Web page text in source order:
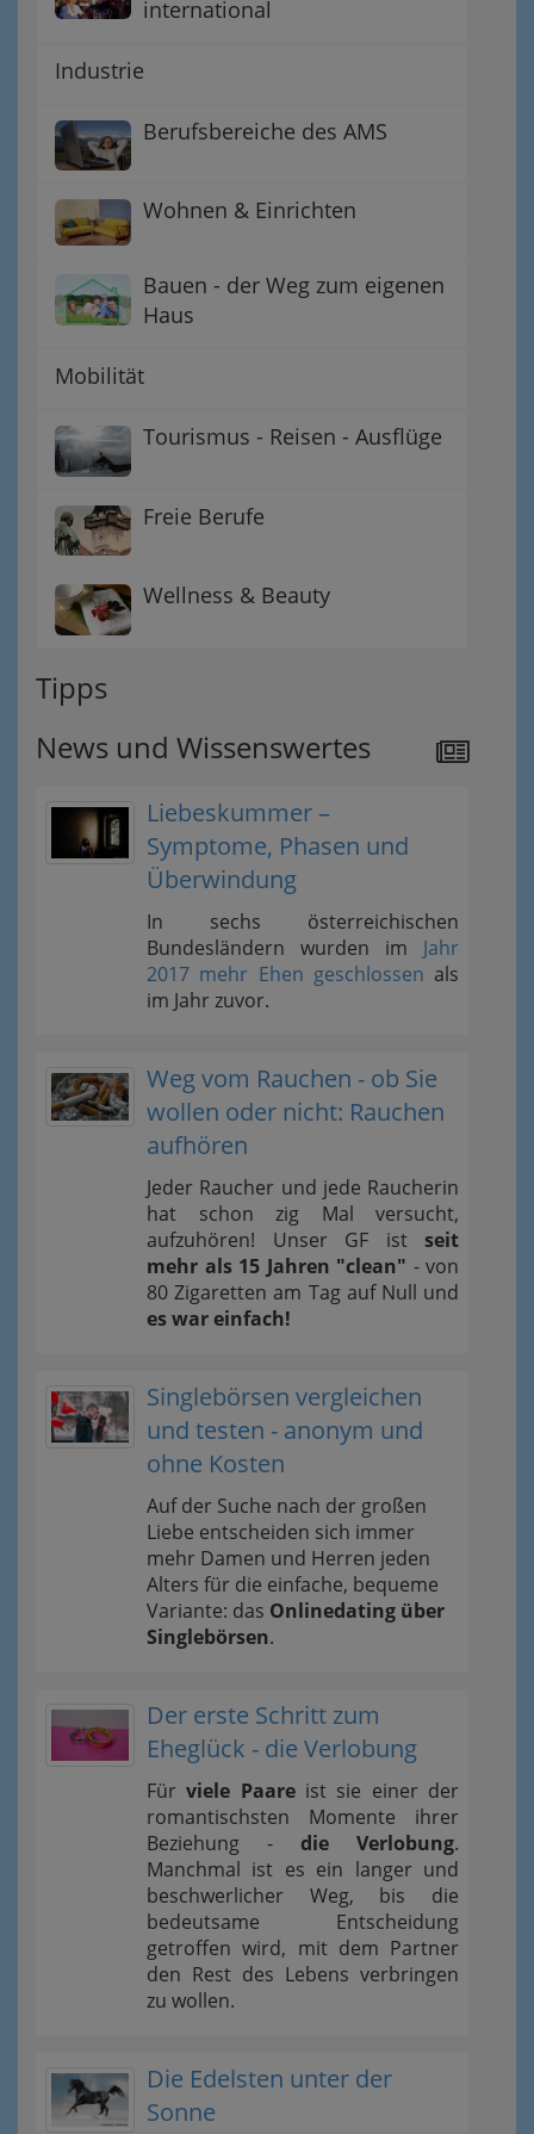
international
Industrie
Berufsbereiche des AMS
Wohnen & Einrichten
Bauen - der Weg zum eigenen
Haus
Mobilität
Tourismus - Reisen - Ausflüge
Freie Berufe
Wellness & Beauty
Tipps
News und Wissenswertes
Liebeskummer –
Symptome, Phasen und
Überwindung
In sechs österreichischen
Bundesländern wurden im Jahr
2017 mehr Ehen geschlossen als
im Jahr zuvor.
Weg vom Rauchen - ob Sie
wollen oder nicht: Rauchen
aufhören
Jeder Raucher und jede Raucherin
hat schon zig Mal versucht,
aufzuhören! Unser GF ist seit
mehr als 15 Jahren "clean" - von
80 Zigaretten am Tag auf Null und
es war einfach!
Singlebörsen vergleichen
und testen - anonym und
ohne Kosten
Auf der Suche nach der großen
Liebe entscheiden sich immer
mehr Damen und Herren jeden
Alters für die einfache, bequeme
Variante: das Onlinedating über
Singlebörsen.
Der erste Schritt zum
Eheglück - die Verlobung
Fürviele Paareist sie einer der
romantischsten Momente ihrer
Beziehung - die Verlobung.
Manchmal ist es ein langer und
beschwerlicher Weg, bis die
bedeutsame Entscheidung
getroffen wird, mit dem Partner
den Rest des Lebens verbringen
zu wollen.
Die Edelsten unter der
Sonne